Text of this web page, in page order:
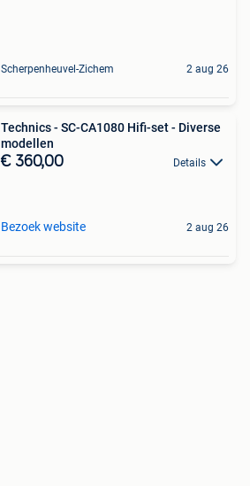
Scherpenheuvel-Zichem 2 aug 26
Technics - SC-CA1080 Hifi-set - Diverse
modellen
€ 360,00 Details
Bezoek website 2 aug 26